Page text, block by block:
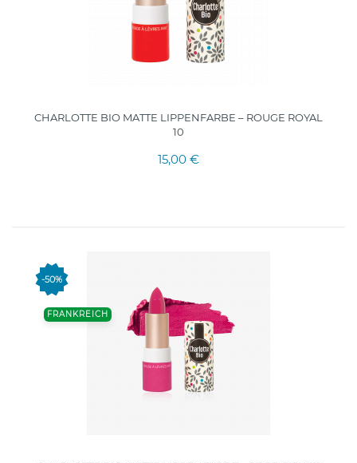
CHARLOTTE BIO MATTE LIPPENFARBE – ROUGE ROYAL
10
15,00 €
-50%
FRANKREICH